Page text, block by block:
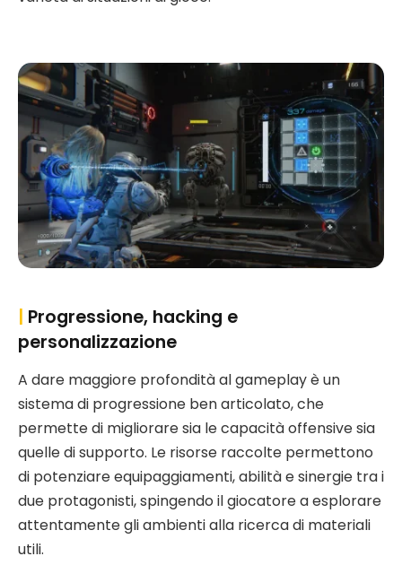
| Progressione, hacking e
personalizzazione
A dare maggiore profondità al gameplay è un
sistema di progressione ben articolato, che
permette di migliorare sia le capacità offensive sia
quelle di supporto. Le risorse raccolte permettono
di potenziare equipaggiamenti, abilità e sinergie tra i
due protagonisti, spingendo il giocatore a esplorare
attentamente gli ambienti alla ricerca di materiali
utili.